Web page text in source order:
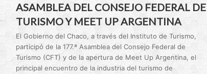
ASAMBLEA DEL CONSEJO FEDERAL DE
TURISMO Y MEET UP ARGENTINA
El Gobierno del Chaco, a través del Instituto de Turismo,
participó de la 177.ª Asamblea del Consejo Federal de
Turismo (CFT) y de la apertura de Meet Up Argentina, el
principal encuentro de la industria del turismo de